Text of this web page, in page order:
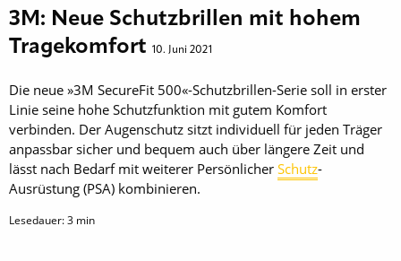
3M: Neue Schutzbrillen mit hohem
Tragekomfort 10. Juni 2021
Die neue »3M SecureFit 500«-Schutzbrillen-Serie soll in erster
Linie seine hohe Schutzfunktion mit gutem Komfort
verbinden. Der Augenschutz sitzt individuell für jeden Träger
anpassbar sicher und bequem auch über längere Zeit und
lässt nach Bedarf mit weiterer Persönlicher Schutz-
Ausrüstung (PSA) kombinieren.
Lesedauer:3 min